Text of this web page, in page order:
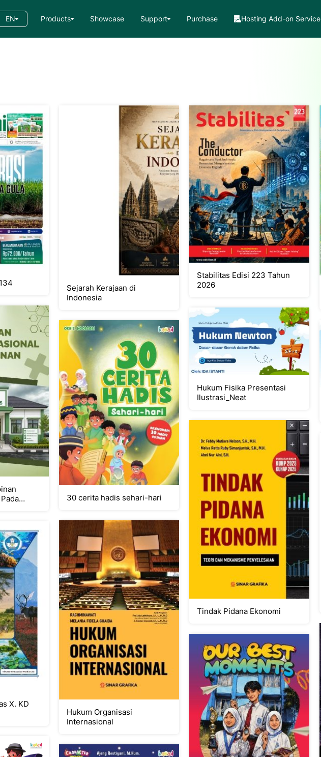
EN Products Showcase Support Purchase Hosting Add-on Service
Sejarah Kerajaan di
Indonesia
Stabilitas Edisi 223 Tahun
2026
30 cerita hadis sehari-hari
Hukum Fisika Presentasi
Ilustrasi_Neat
Hukum Organisasi
Internasional
Tindak Pidana Ekonomi